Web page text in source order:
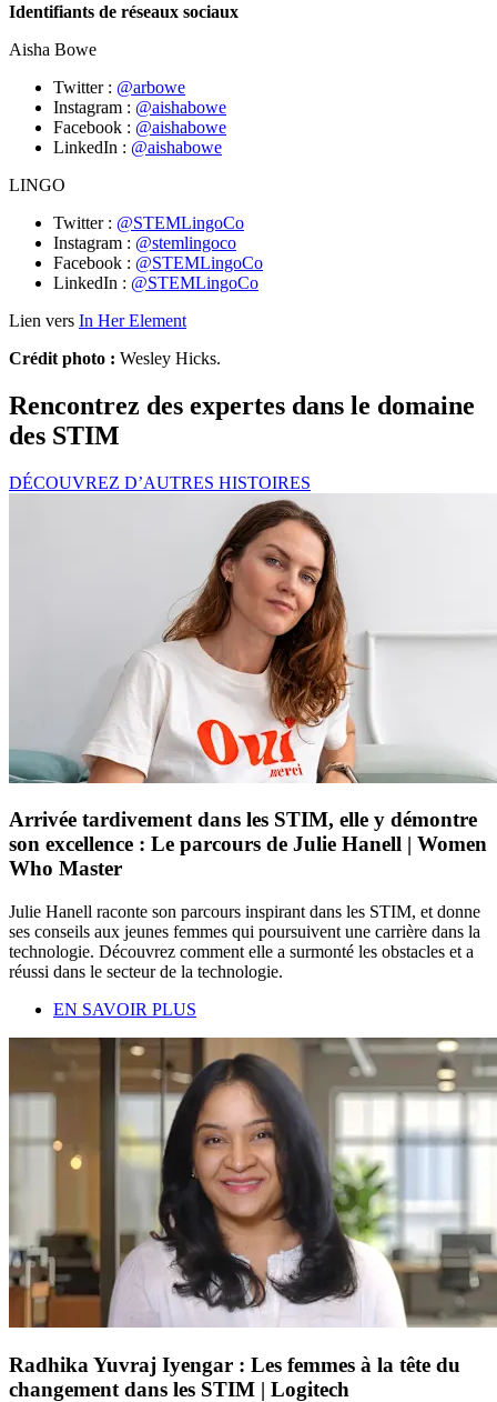
Identifiants de réseaux sociaux
Aisha Bowe
Twitter : @arbowe
Instagram : @aishabowe
Facebook : @aishabowe
LinkedIn : @aishabowe
LINGO
Twitter : @STEMLingoCo
Instagram : @stemlingoco
Facebook : @STEMLingoCo
LinkedIn : @STEMLingoCo
Lien vers In Her Element
Crédit photo : Wesley Hicks.
Rencontrez des expertes dans le domaine
des STIM
DÉCOUVREZ D’AUTRES HISTOIRES
Arrivée tardivement dans les STIM, elle y démontre
son excellence : Le parcours de Julie Hanell | Women
Who Master
Julie Hanell raconte son parcours inspirant dans les STIM, et donne
ses conseils aux jeunes femmes qui poursuivent une carrière dans la
technologie. Découvrez comment elle a surmonté les obstacles et a
réussi dans le secteur de la technologie.
EN SAVOIR PLUS
Radhika Yuvraj Iyengar : Les femmes à la tête du
changement dans les STIM | Logitech